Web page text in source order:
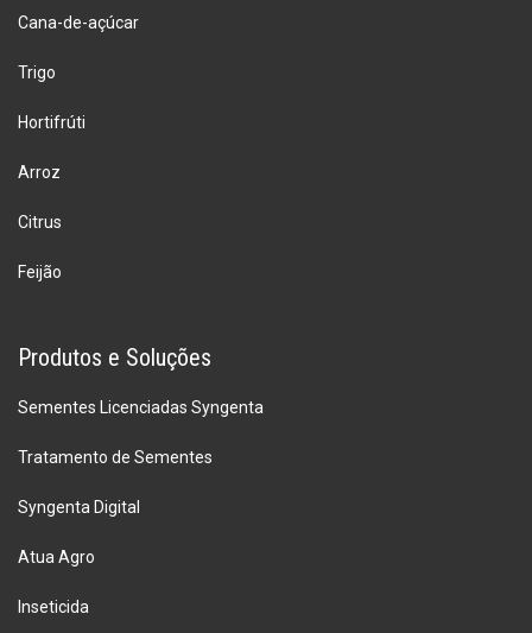
Cana-de-açúcar
Trigo
Hortifrúti
Arroz
Citrus
Feijão
Produtos e Soluções
Sementes Licenciadas Syngenta
Tratamento de Sementes
Syngenta Digital
Atua Agro
Inseticida